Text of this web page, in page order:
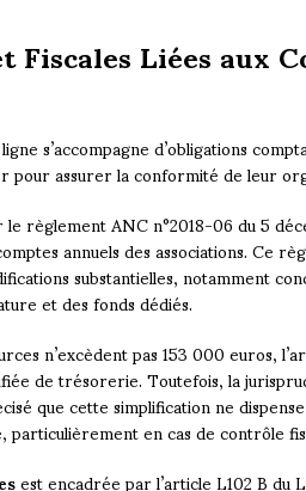
Liées aux
s’accompagne d’obligations
assurer la conformité de leur
règlement ANC n°2018-06 du 5
annuels des associations. Ce
substantielles, notamment
et des fonds dédiés.
n’excèdent pas 153 000 euros,
de trésorerie. Toutefois, la
que cette simplification ne
en cas de contrôle